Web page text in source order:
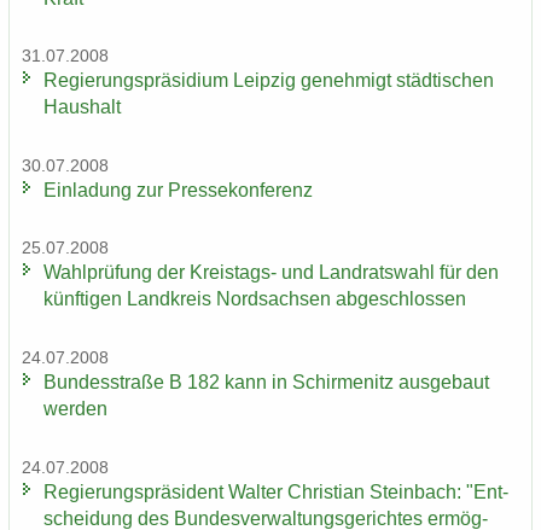
31.07.2008
Re­gie­rungs­prä­si­di­um Leip­zig ge­neh­migt städ­ti­schen
Haus­halt
30.07.2008
Ein­la­dung zur Pres­se­kon­fe­renz
25.07.2008
Wahl­prü­fung der Kreistags-​ und Land­rats­wahl für den
künf­ti­gen Land­kreis Nord­sach­sen ab­ge­schlos­sen
24.07.2008
Bun­des­stra­ße B 182 kann in Schir­menitz aus­ge­baut
wer­den
24.07.2008
Re­gie­rungs­prä­si­dent Wal­ter Chris­ti­an Stein­bach: "Ent­
schei­dung des Bun­des­ver­wal­tungs­ge­rich­tes er­mög­